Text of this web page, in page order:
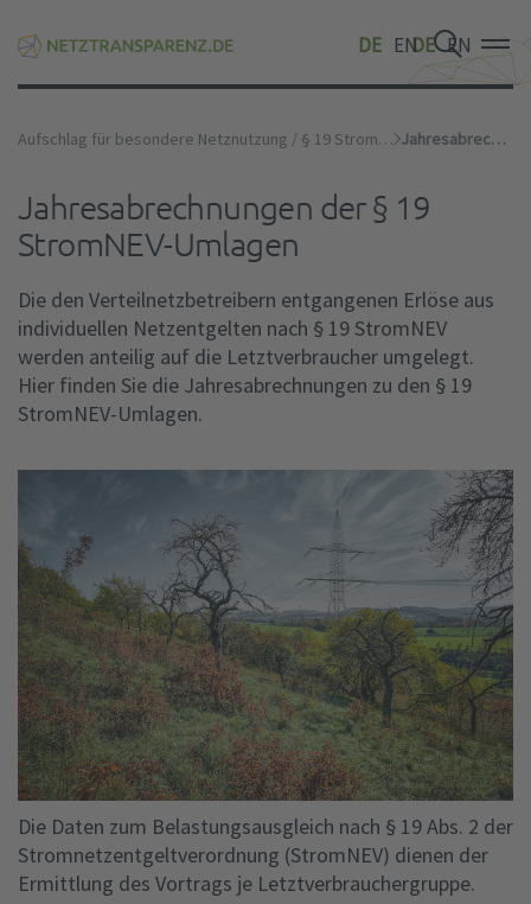
DE EN
DE EN
DE EN
Aufschlag für besondere Netznutzung / § 19 StromNEV-Umlage Jahresabrechnung
Jahresabrechnungen der § 19
StromNEV-Umlagen
Die den Verteilnetzbetreibern entgangenen Erlöse aus
individuellen Netzentgelten nach § 19 StromNEV
werden anteilig auf die Letztverbraucher umgelegt.
Hier finden Sie die Jahresabrechnungen zu den § 19
StromNEV-Umlagen.
Die Daten zum Belastungsausgleich nach § 19 Abs. 2 der
Stromnetzentgeltverordnung (StromNEV) dienen der
Ermittlung des Vortrags je Letztverbrauchergruppe.